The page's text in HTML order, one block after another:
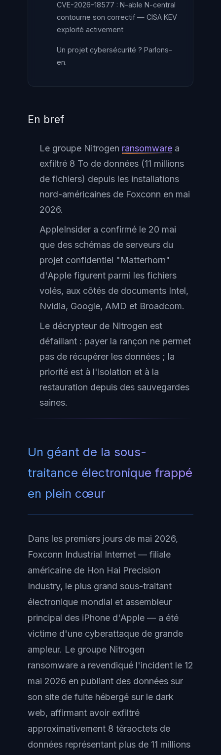
CVE-2026-18577 : N-able N-central
contourne son correctif — CISA KEV
exploité activement
Un projet cybersécurité ? Parlons-
en.
En bref
Le groupe Nitrogen ransomware a
exfiltré 8 To de données (11 millions
de fichiers) depuis les installations
nord-américaines de Foxconn en mai
2026.
AppleInsider a confirmé le 20 mai
que des schémas de serveurs du
projet confidentiel "Matterhorn"
d'Apple figurent parmi les fichiers
volés, aux côtés de documents Intel,
Nvidia, Google, AMD et Broadcom.
Le décrypteur de Nitrogen est
défaillant : payer la rançon ne permet
pas de récupérer les données ; la
priorité est à l'isolation et à la
restauration depuis des sauvegardes
saines.
Un géant de la sous-
traitance électronique frappé
en plein cœur
Dans les premiers jours de mai 2026,
Foxconn Industrial Internet — filiale
américaine de Hon Hai Precision
Industry, le plus grand sous-traitant
électronique mondial et assembleur
principal des iPhone d'Apple — a été
victime d'une cyberattaque de grande
ampleur. Le groupe Nitrogen
ransomware a revendiqué l'incident le 12
mai 2026 en publiant des données sur
son site de fuite hébergé sur le dark
web, affirmant avoir exfiltré
approximativement 8 téraoctets de
données représentant plus de 11 millions